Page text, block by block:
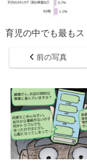
育児の中でも最も
前の写真